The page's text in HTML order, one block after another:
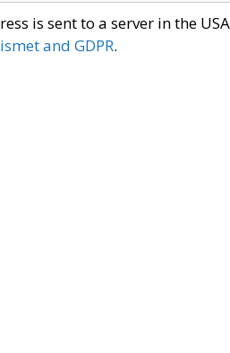
is sent to a server in the
and GDPR.